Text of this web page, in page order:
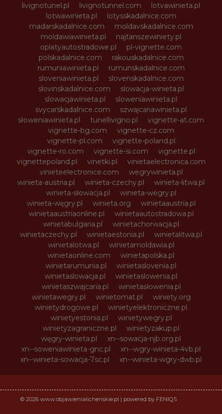
livignotunel.pl
livignotunnel.com
lotvawinieta.pl
lotwawinieta.pl
lotysskadalnice.com
madarskadalnice.com
moldavskadalnice.com
moldawiawinieta.pl
najtanszewiniety.pl
oplatyautostradowe.pl
pl-vignette.com
polskadalnice.com
rakouskadalnice.com
rumuniawinieta.pl
rumunskadalnice.com
sloveniawinieta.pl
slovenskadalnice.com
slovinskadalnice.com
slowacja-winieta.pl
slowacjawinieta.pl
sloweniawinieta.pl
svycarskadalnice.com
szwajcariawinieta.pl
słoweniawinieta.pl
tunellivigno.pl
vignette-at.com
vignette-bg.com
vignette-cz.com
vignette-pl.com
vignette-poland.pl
vignette-ro.com
vignette-si.com
vignette.pl
vignettepoland.pl
vinetki.pl
vinietaelectronica.com
vinieteelectronice.com
wegrywinieta.pl
winieta-austria.pl
winieta-czechy.pl
winieta-litwa.pl
winieta-słowacja.pl
winieta-wegry.pl
winieta-węgry.pl
winieta.org
winietaaustria.pl
winietaaustriaonline.pl
winietaautostradowa.pl
winietabulgaria.pl
winietachorwacja.pl
winietaczechy.pl
winietaestonia.pl
winietalitwa.pl
winietalotwa.pl
winietamoldawia.pl
winietaonline.com
winietapolska.pl
winietarumunia.pl
winietaslovenia.pl
winietaslowacja.pl
winietaslowenia.pl
winietaszwajcaria.pl
winietasłowenia.pl
winietawegry.pl
winietomat.pl
winiety.org
winietydrogowe.pl
winietyelektroniczne.pl
winietyestonia.pl
winietywegry.pl
winietyzagraniczne.pl
winietyzakup.pl
węgry-winieta.pl
xn--sowacja-njb.org.pl
xn--soweniawinieta-gnc.pl
xn--wgry-winieta-4vb.pl
xn--winieta-sowacja-7sc.pl
xn--winieta-wgry-dwb.pl
© 2026 www.objawienialichenskie.pl | powered by FENIQS